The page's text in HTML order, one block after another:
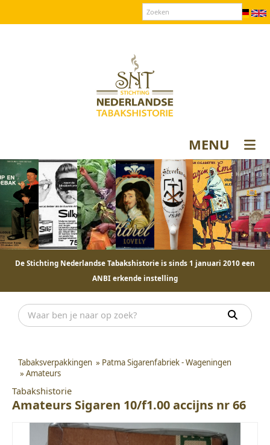
MENU
De Stichting Nederlandse Tabakshistorie is sinds 1 januari 2010 een
ANBI erkende instelling
Tabaksverpakkingen » Patma Sigarenfabriek - Wageningen
» Amateurs
Tabakshistorie
Amateurs Sigaren 10/f1.00 accijns nr 66